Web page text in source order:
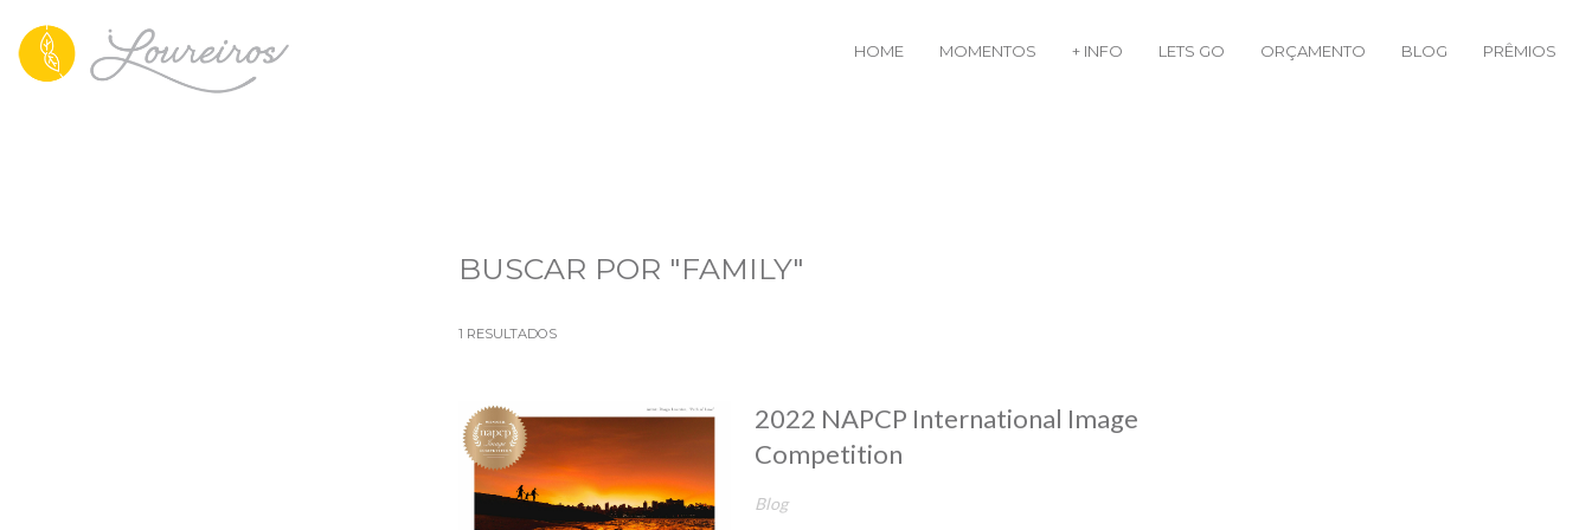
HOME MOMENTOS + INFO LETS GO ORÇAMENTO BLOG PRÊMIOS
BUSCAR POR "FAMILY"
1 RESULTADOS
2022 NAPCP International Image
Competition
Blog